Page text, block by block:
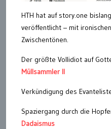
HTH hat auf story.one
veröffentlicht – mit
Zwischentönen.
Der größte Vollidiot auf
Müllsammler II
Verkündigung des
Spaziergang durch die
Dadaismus